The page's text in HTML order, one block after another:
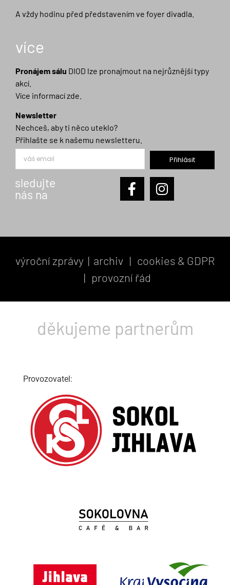
A vždy hodinu před představením ve foyer divadla.
více
Pronájem sálu DIOD lze pronajmout na nejrůznější typy
akcí.
Více informací zde.
Newsletter
Nechceš, aby ti něco uteklo?
Přihlašte se k našemu newsletteru.
Přihlásit
sledujte
nás na
výroční zprávy | archiv | cookies & GDPR
| provozní řád
děkujeme partnerům
Provozovatel: